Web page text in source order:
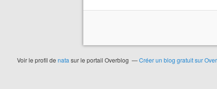
Voir le profil de nata sur le portail Overblog Créer un blog gratuit sur